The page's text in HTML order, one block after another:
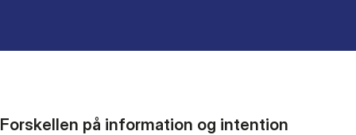
Forskellen på information og intention